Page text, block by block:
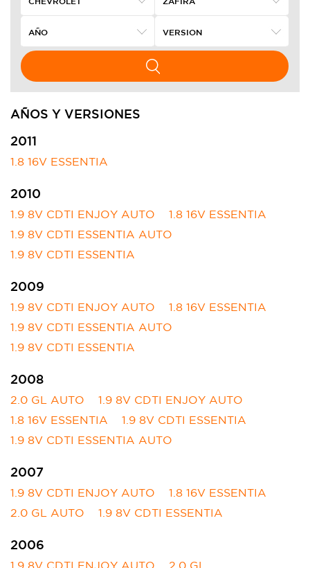
AÑOS Y VERSIONES
2011
1.8 16V ESSENTIA
2010
1.9 8V CDTI ENJOY AUTO
1.8 16V ESSENTIA
1.9 8V CDTI ESSENTIA AUTO
1.9 8V CDTI ESSENTIA
2009
1.9 8V CDTI ENJOY AUTO
1.8 16V ESSENTIA
1.9 8V CDTI ESSENTIA AUTO
1.9 8V CDTI ESSENTIA
2008
2.0 GL AUTO
1.9 8V CDTI ENJOY AUTO
1.8 16V ESSENTIA
1.9 8V CDTI ESSENTIA
1.9 8V CDTI ESSENTIA AUTO
2007
1.9 8V CDTI ENJOY AUTO
1.8 16V ESSENTIA
2.0 GL AUTO
1.9 8V CDTI ESSENTIA
2006
1.9 8V CDTI ENJOY AUTO
2.0 GL